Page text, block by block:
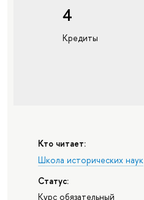
4
Кредиты
Кто читает:
Школа исторических наук
Статус:
Курс обязательный